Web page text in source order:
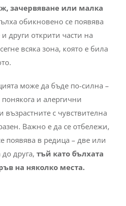
зачервяване или малка
обикновено се появява
и други открити части на
всяка зона, която е била
може да бъде по-силна –
и алергични
възрастните с чувствителна
Важно е да се отбележи,
появява в редица – две или
друга, тъй като бълхата
на няколко места.